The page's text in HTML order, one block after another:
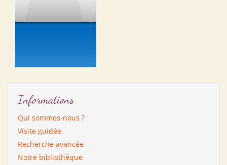
Informations
Qui sommes-nous ?
Visite guidée
Recherche avancée
Notre bibliothèque